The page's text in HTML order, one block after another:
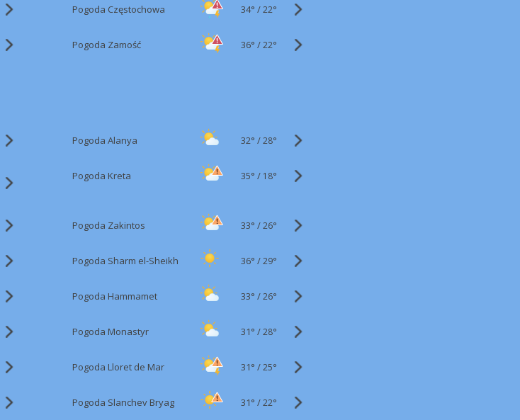
Pogoda Częstochowa 34° /22°
Pogoda Zamość 36° /22°
Pogoda Alanya 32° /28°
Pogoda Kreta 35° / 18°
Pogoda Zakintos 33° /26°
Pogoda Sharm el-Sheikh 36° /29°
Pogoda Hammamet 33° /26°
Pogoda Monastyr 31° /28°
Pogoda Lloret de Mar 31° /25°
Pogoda Slanchev Bryag 31° /22°